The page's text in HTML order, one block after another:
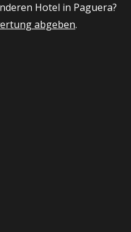
Hotel in Paguera?
abgeben.